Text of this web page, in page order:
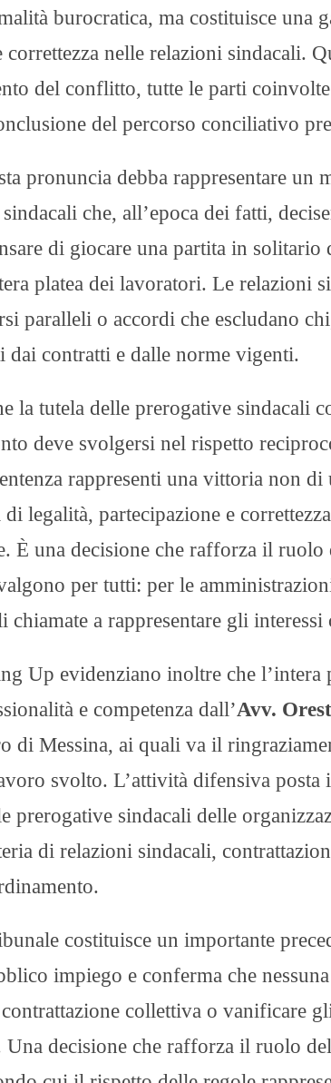
burocratica, ma costituisce una
correttezza nelle relazioni sindacali.
del conflitto, tutte le parti
del percorso conciliativo
pronuncia debba rappresentare un
che, all’epoca dei fatti,
di giocare una partita in
platea dei lavoratori. Le relazioni
paralleli o accordi che escludano
dai contratti e dalle norme vigenti.
la tutela delle prerogative sindacali
deve svolgersi nel rispetto
rappresenti una vittoria non di
legalità, partecipazione e
È una decisione che rafforza il
per tutti: per le
chiamate a rappresentare gli
Up evidenziano inoltre che l’intera
e competenza dall’Avv.
di Messina, ai quali va il
svolto. L’attività difensiva posta
prerogative sindacali delle
di relazioni sindacali,
costituisce un importante
impiego e conferma che
collettiva o vanificare
Una decisione che rafforza il ruolo